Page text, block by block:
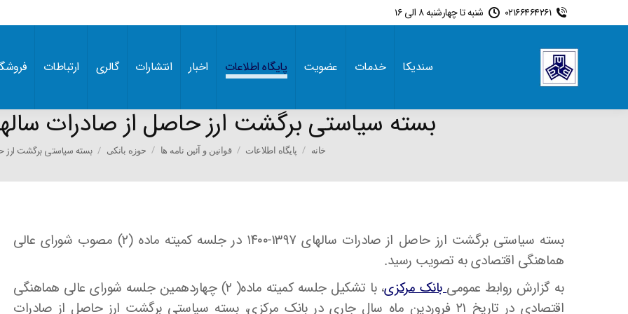
02166464261 شنبه تا چهارشنبه 8 الی 16
سندیکا خدمات عضویت پایگاه اطلاعات اخبار انتشارات گالری ارتباطات
بسته سیاستی برگشت ارز حاصل از صادرات سالهای ۱۳۹۷-
You are here:
خانه پایگاه اطلاعات قوانین و آئین نامه ها حوزه بانکی بسته سیاستی برگشت
بسته سیاستی برگشت ارز حاصل از صادرات سالهای ۱۳۹۷-۱۴۰۰ در جلسه کمیته ماده (۲) مصوب شورای عالی
هماهنگی اقتصادی به تصویب رسید.
به گزارش روابط عمومیبانک مرکزی
، با تشکیل جلسه کمیته ماده( ۲) چهاردهمین جلسه شورای عالی هماهنگی
اقتصادی در تاریخ ۲۱ فروردین ماه سال جاری در بانک مرکزی، بسته سیاستی برگشت ارز حاصل از صادرات